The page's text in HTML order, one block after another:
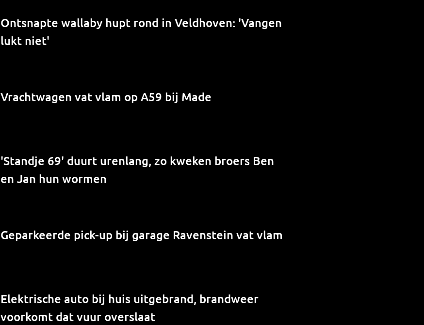
Ontsnapte wallaby hupt rond in Veldhoven: 'Vangen
lukt niet'
Vrachtwagen vat vlam op A59 bij Made
'Standje 69' duurt urenlang, zo kweken broers Ben
en Jan hun wormen
Geparkeerde pick-up bij garage Ravenstein vat vlam
Elektrische auto bij huis uitgebrand, brandweer
voorkomt dat vuur overslaat